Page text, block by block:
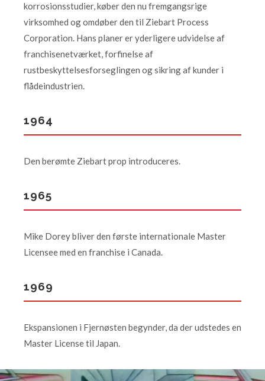
korrosionsstudier, køber den nu fremgangsrige
virksomhed og omdøber den til Ziebart Process
Corporation. Hans planer er yderligere udvidelse af
franchisenetværket, forfinelse af
rustbeskyttelsesforseglingen og sikring af kunder i
flådeindustrien.
1964
Den berømte Ziebart prop introduceres.
1965
Mike Dorey bliver den første internationale Master
Licensee med en franchise i Canada.
1969
Ekspansionen i Fjernøsten begynder, da der udstedes en
Master License til Japan.